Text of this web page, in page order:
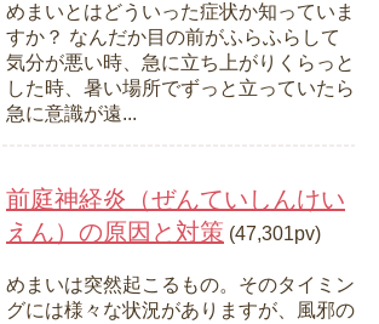
めまいとはどういった症状か知っていま
すか？ なんだか目の前がふらふらして
気分が悪い時、急に立ち上がりくらっと
した時、暑い場所でずっと立っていたら
急に意識が遠...
前庭神経炎（ぜんていしんけい
えん）の原因と対策 (47,301pv)
めまいは突然起こるもの。そのタイミン
グには様々な状況がありますが、風邪の